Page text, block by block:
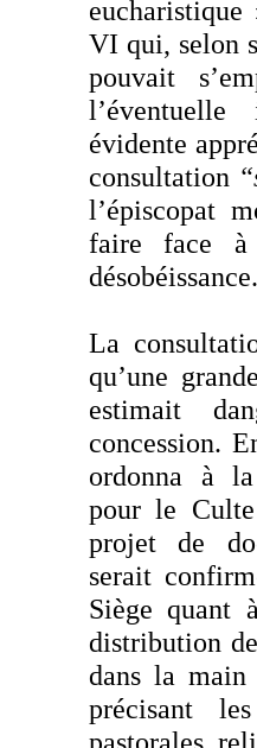
eucharistique
VI qui, selon
pouvait
évidente
consultation
l’épiscopat
faire face
désobéissance.
La
qu’une
estimait
concession.
ordonna à
pour le
projet de
serait
Siège quant
distribution
dans la
précisant
pastorales,